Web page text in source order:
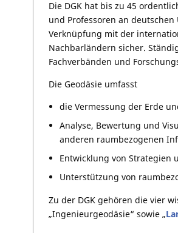
Die DGK hat bis zu 45
und Professoren an
Verknüpfung mit der
Nachbarländern sicher.
Fachverbänden und
Die Geodäsie umfasst
die Vermessung der Erde
Analyse, Bewertung und
anderen raumbezogenen
Entwicklung von Strategien
Unterstützung von
Zu der DGK gehören die vier
„Ingenieurgeodäsie“ sowie „